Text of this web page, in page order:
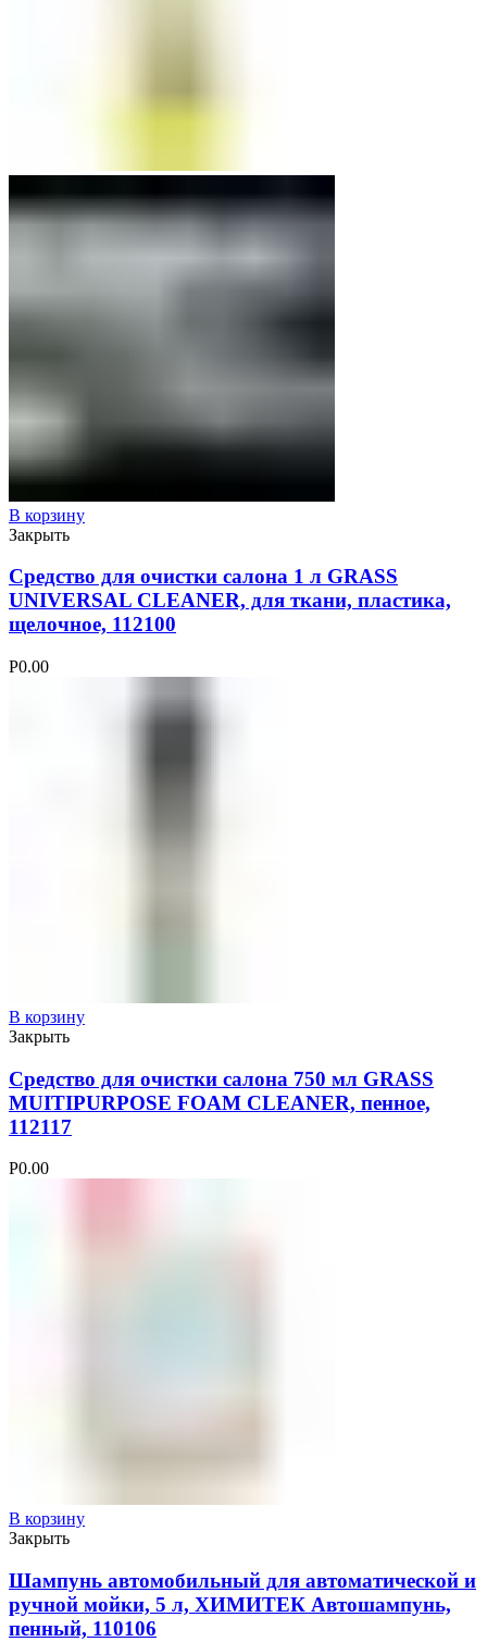
В корзину
Закрыть
Средство для очистки салона 1 л GRASS
UNIVERSAL CLEANER, для ткани, пластика,
щелочное, 112100
Р0.00
В корзину
Закрыть
Средство для очистки салона 750 мл GRASS
MUITIPURPOSE FOAM CLEANER, пенное,
112117
Р0.00
В корзину
Закрыть
Шампунь автомобильный для автоматической и
ручной мойки, 5 л, ХИМИТЕК Автошампунь,
пенный, 110106